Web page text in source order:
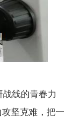
线的青春力
坚克难，把一